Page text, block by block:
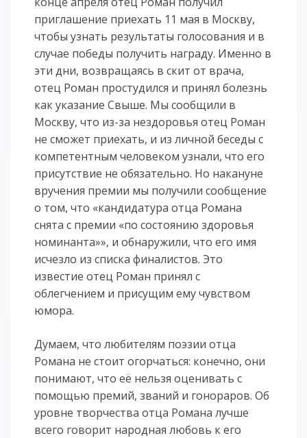
приглашение приехать 11 мая в Москву,
чтобы узнать результаты голосования и в
случае победы получить награду. Именно в
эти дни, возвращаясь в скит от врача,
отец Роман простудился и принял болезнь
как указание Свыше. Мы сообщили в
Москву, что из-за нездоровья отец Роман
не сможет приехать, и из личной беседы с
компетентным человеком узнали, что его
присутствие не обязательно. Но накануне
вручения премии мы получили сообщение
о том, что «кандидатура отца Романа
снята с премии «по состоянию здоровья
номинанта»», и обнаружили, что его имя
исчезло из списка финалистов. Это
известие отец Роман принял с
облегчением и присущим ему чувством
юмора.
Думаем, что любителям поэзии отца
Романа не стоит огорчаться: конечно, они
понимают, что её нельзя оценивать с
помощью премий, званий и гонораров. Об
уровне творчества отца Романа лучше
всего говорит народная любовь к его